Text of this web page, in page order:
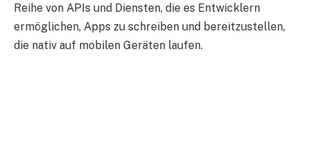
Reihe von APIs und Diensten, die es Entwicklern
ermöglichen, Apps zu schreiben und bereitzustellen,
die nativ auf mobilen Geräten laufen.